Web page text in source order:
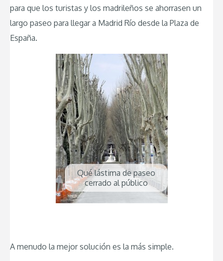
para que los turistas y los madrileños se ahorrasen un
largo paseo para llegar a Madrid Río desde la Plaza de
España.
Qué lástima de paseo
cerrado al público
A menudo la mejor solución es la más simple.